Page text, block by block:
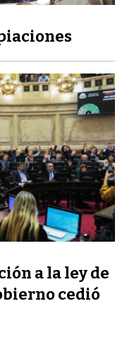
a la ley de
cedió